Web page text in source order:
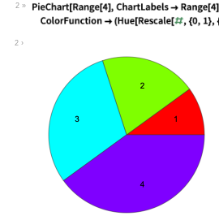
2
Wolfram Language code:
2